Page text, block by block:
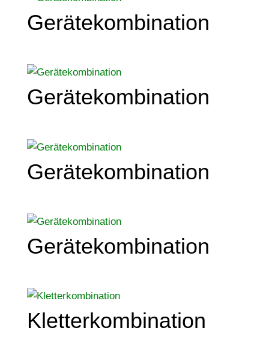
Gerätekombination
Gerätekombination
Gerätekombination
Gerätekombination
Kletterkombination